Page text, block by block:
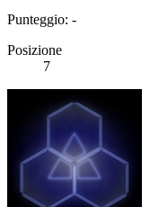
Punteggio: -
Posizione
7